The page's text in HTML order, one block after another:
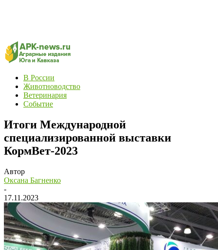
В России
Животноводство
Ветеринария
Событие
Итоги Международной
специализированной выставки
КормВет-2023
Автор
Оксана Багненко
-
17.11.2023